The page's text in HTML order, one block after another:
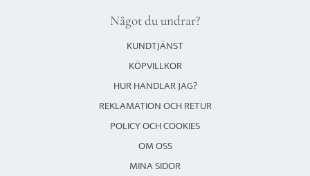
Något du undrar?
KUNDTJÄNST
KÖPVILLKOR
HUR HANDLAR JAG?
REKLAMATION OCH RETUR
POLICY OCH COOKIES
OM OSS
MINA SIDOR